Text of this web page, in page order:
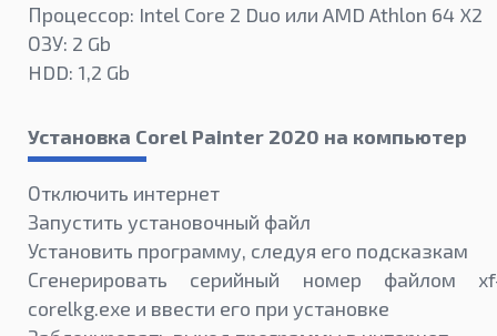
Процессор: Intel Core 2 Duo или AMD Athlon 64 X2
ОЗУ: 2 Gb
HDD: 1,2 Gb
Установка Corel Painter 2020 на компьютер
Отключить интернет
Запустить установочный файл
Установить программу, следуя его подсказкам
Сгенерировать серийный номер файлом
corelkg.exe и ввести его при установке